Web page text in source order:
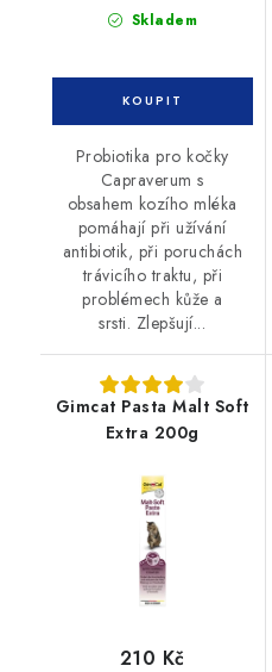
Skladem
Probiotika pro kočky
Capraverum s
obsahem kozího mléka
pomáhají při užívání
antibiotik, při poruchách
trávicího traktu, při
problémech kůže a
srsti. Zlepšují...
Gimcat Pasta Malt Soft
Extra 200g
210 Kč